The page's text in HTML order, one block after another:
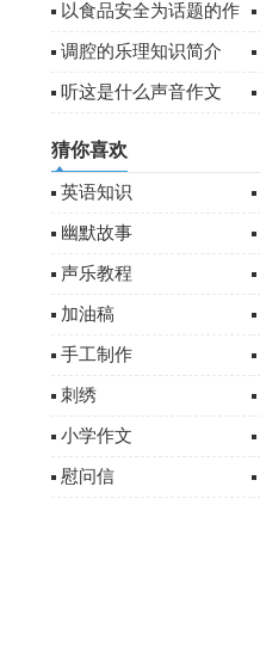
字以食品安全为话题的作
文调腔的乐理知识简介
听这是什么声音作文
猜你喜欢
英语知识
幽默故事
声乐教程
加油稿
手工制作
刺绣
小学作文
慰问信